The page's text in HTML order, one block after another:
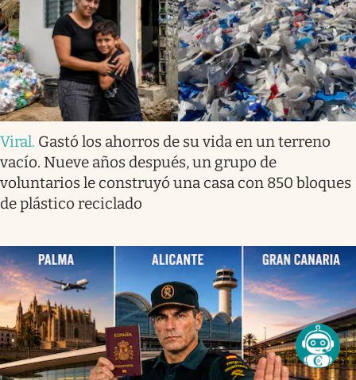
Viral. Gastó los ahorros de su vida en un terreno
vacío. Nueve años después, un grupo de
voluntarios le construyó una casa con 850 bloques
de plástico reciclado